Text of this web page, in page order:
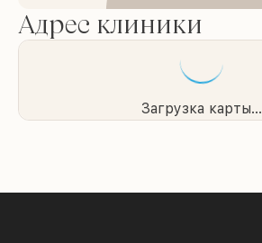
Адрес клиники
Загрузка карты...